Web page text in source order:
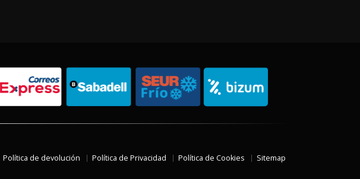
Política de devolución Política de Privacidad Política de Cookies Sitemap